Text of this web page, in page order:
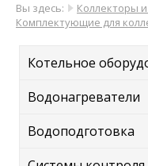
Вы здесь:
Коллекторы
Комплектующие для
Котельное
Водонагреватели
Водоподготовка